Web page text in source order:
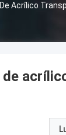
Acrílico
de